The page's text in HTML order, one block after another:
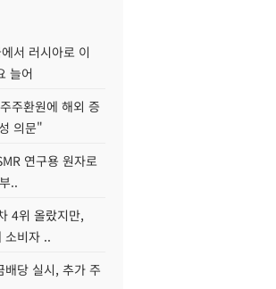
서 러시아로 이
늘어
주환원에 해외 증
의문"
연구용 원자로
..
4위 올랐지만,
소비자 ..
당 실시, 추가 주